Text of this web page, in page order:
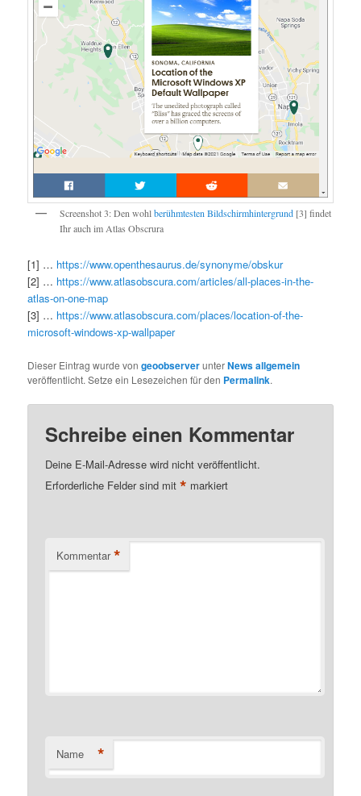
Screenshot 3: Den wohlberühmtesten Bildschirmhintergrund [3] findet
Ihr auch im Atlas Obscrura
[1] … https://www.openthesaurus.de/synonyme/obskur
[2] … https://www.atlasobscura.com/articles/all-places-in-the-
atlas-on-one-map
[3] … https://www.atlasobscura.com/places/location-of-the-
microsoft-windows-xp-wallpaper
Dieser Eintrag wurde vongeoobserverunterNews allgemein
veröffentlicht. Setze ein Lesezeichen für den Permalink.
Schreibe einen Kommentar
Deine E-Mail-Adresse wird nicht veröffentlicht.
Erforderliche Felder sind mit* markiert
Kommentar *
Name *